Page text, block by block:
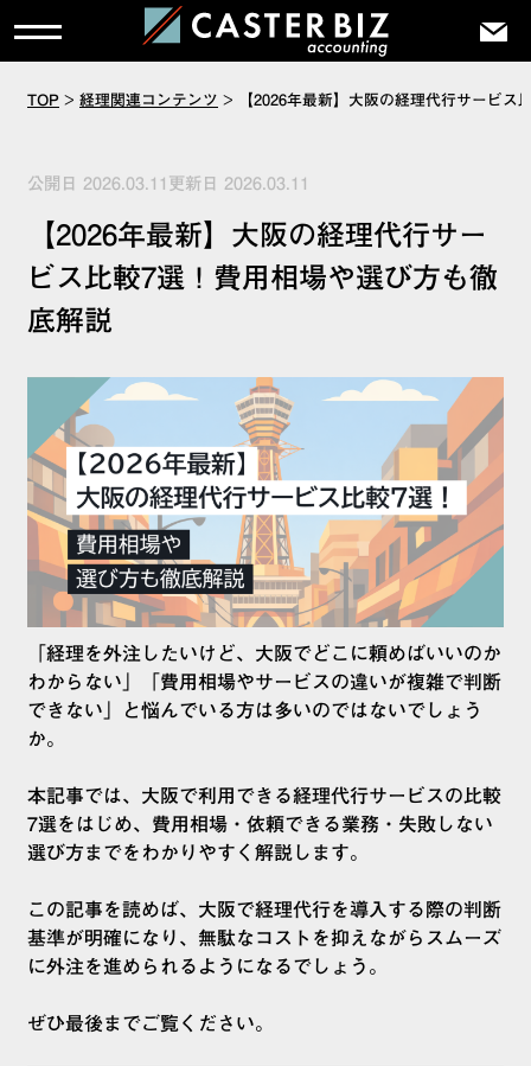
TOP > 経理関連コンテンツ > 【2026年最新】大阪の経理代行サービス
公開日 2026.03.11更新日 2026.03.11
【2026年最新】大阪の経理代行サー
ビス比較7選！費用相場や選び方も徹
底解説
「経理を外注したいけど、大阪でどこに頼めばいいのか
わからない」「費用相場やサービスの違いが複雑で判断
できない」と悩んでいる方は多いのではないでしょう
か。
本記事では、大阪で利用できる経理代行サービスの比較
7選をはじめ、費用相場・依頼できる業務・失敗しない
選び方までをわかりやすく解説します。
この記事を読めば、大阪で経理代行を導入する際の判断
基準が明確になり、無駄なコストを抑えながらスムーズ
に外注を進められるようになるでしょう。
ぜひ最後までご覧ください。